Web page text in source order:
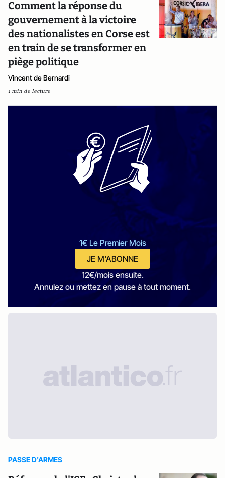
Comment la réponse du
gouvernement à la victoire
des nationalistes en Corse est
en train de se transformer en
piège politique
Vincent de Bernardi
1 min de lecture
1€ Le Premier Mois
JE M'ABONNE
12€/mois ensuite.
Annulez ou mettez en pause à tout moment.
PASSE D'ARMES